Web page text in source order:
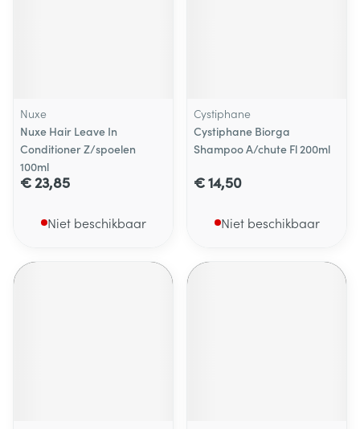
Nuxe
Nuxe Hair Leave In
Conditioner Z/spoelen
100ml
€ 23,85
Niet beschikbaar
Cystiphane
Cystiphane Biorga
Shampoo A/chute Fl 200ml
€ 14,50
Niet beschikbaar